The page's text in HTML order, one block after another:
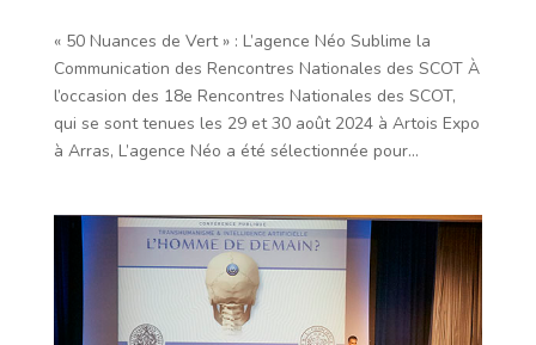
« 50 Nuances de Vert » : L’agence Néo Sublime la
Communication des Rencontres Nationales des SCOT À
l’occasion des 18e Rencontres Nationales des SCOT,
qui se sont tenues les 29 et 30 août 2024 à Artois Expo
à Arras, L’agence Néo a été sélectionnée pour...